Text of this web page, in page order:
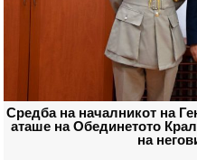
Средба на началникот на
аташе на Обединетото
на